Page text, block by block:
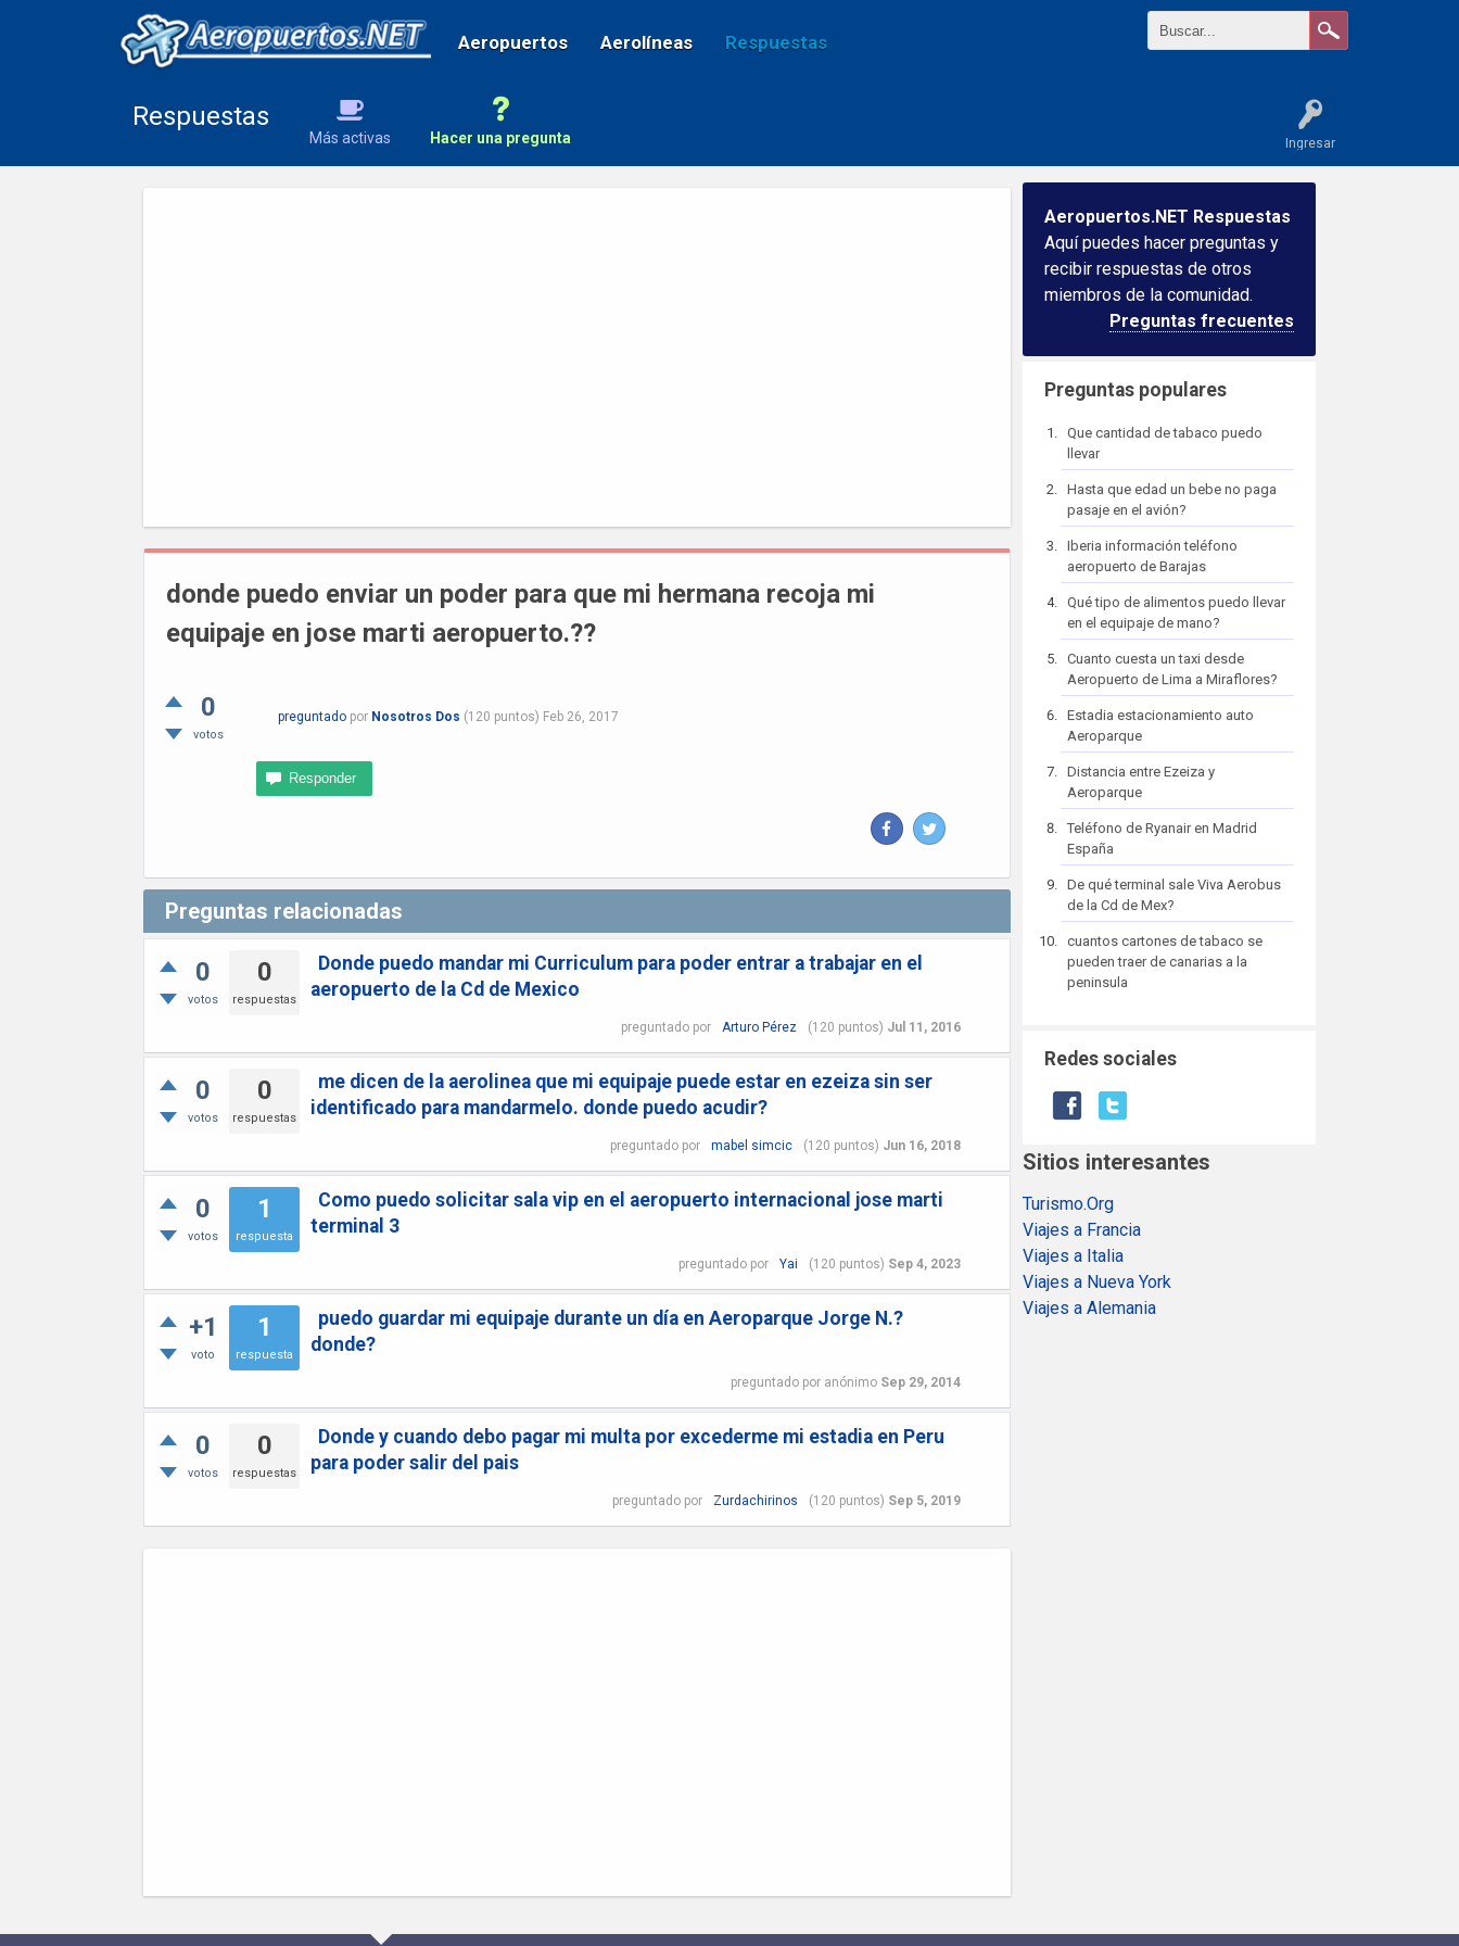
Aeropuertos Aerolíneas Respuestas
Ingresar
Respuestas
Más activas Hacer una pregunta
donde puedo enviar un poder para que mi hermana recoja mi
equipaje en jose marti aeropuerto.??
0
votos
preguntado por Nosotros Dos (120 puntos) Feb 26, 2017
Preguntas relacionadas
0
votos
0
respuestas
Donde puedo mandar mi Curriculum para poder entrar a trabajar en el
aeropuerto de la Cd de Mexico
preguntado por Arturo Pérez (120 puntos) Jul 11, 2016
0
votos
0
respuestas
me dicen de la aerolinea que mi equipaje puede estar en ezeiza sin ser
identificado para mandarmelo. donde puedo acudir?
preguntado por mabel simcic (120 puntos) Jun 16, 2018
0
votos
1
respuesta
Como puedo solicitar sala vip en el aeropuerto internacional jose marti
terminal 3
preguntado por Yai (120 puntos) Sep 4, 2023
+1
voto
1
respuesta
puedo guardar mi equipaje durante un día en Aeroparque Jorge N.?
donde?
preguntado por anónimo Sep 29, 2014
0
votos
0
respuestas
Donde y cuando debo pagar mi multa por excederme mi estadia en Peru
para poder salir del pais
preguntado por Zurdachirinos (120 puntos) Sep 5, 2019
Aeropuertos.NET Respuestas
Aquí puedes hacer preguntas y
recibir respuestas de otros
miembros de la comunidad.
Preguntas frecuentes
Preguntas populares
Que cantidad de tabaco puedo
llevar
Hasta que edad un bebe no paga
pasaje en el avión?
Iberia información teléfono
aeropuerto de Barajas
Qué tipo de alimentos puedo llevar
en el equipaje de mano?
Cuanto cuesta un taxi desde
Aeropuerto de Lima a Miraflores?
Estadia estacionamiento auto
Aeroparque
Distancia entre Ezeiza y
Aeroparque
Teléfono de Ryanair en Madrid
España
De qué terminal sale Viva Aerobus
de la Cd de Mex?
cuantos cartones de tabaco se
pueden traer de canarias a la
peninsula
Redes sociales
Sitios interesantes
Turismo.Org
Viajes a Francia
Viajes a Italia
Viajes a Nueva York
Viajes a Alemania